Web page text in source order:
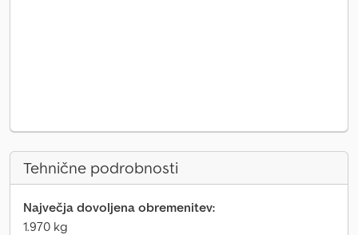
Tehnične podrobnosti
Največja dovoljena obremenitev:
1.970 kg